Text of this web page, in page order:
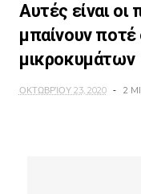
Αυτές είναι
μπαίνουν
μικροκυμάτων
ΟΚΤΩΒΡΊΟΥ 23, 2020 2